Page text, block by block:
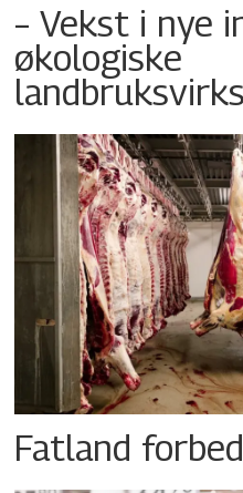
– Vekst i nye
økologiske
Fatland